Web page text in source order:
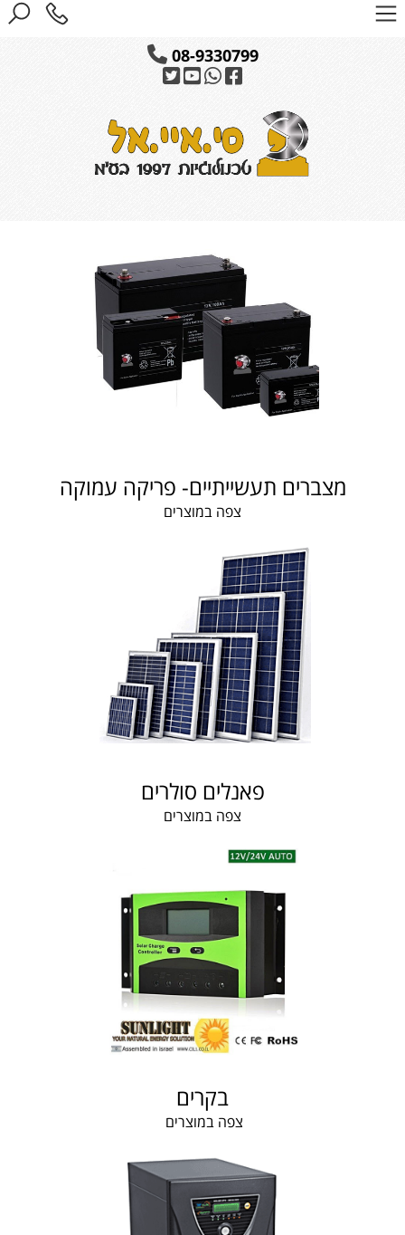
08-9330799
מצברים תעשייתיים- פריקה עמוקה
צפה במוצרים
פאנלים סולרים
צפה במוצרים
בקרים
צפה במוצרים